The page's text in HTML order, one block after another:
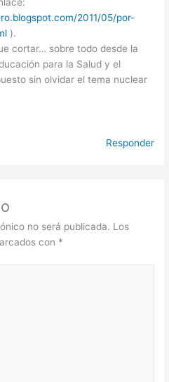
2011/05/por-
).
cortar… sobre todo desde la
para la Salud y el
sin olvidar el tema nuclear
Responder
no será publicada. Los
con *